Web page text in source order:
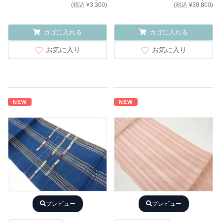
(税込 ¥3,300)
カゴに入れる
お気に入り
(税込 ¥30,800)
カゴに入れる
お気に入り
NEW
プレビュー
NEW
プレビュー